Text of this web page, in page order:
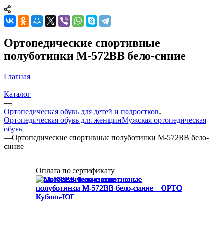
Ортопедические спортивные
полуботинки М-572ВВ бело-синие
Главная
—
Каталог
—
Ортопедическая обувь для детей и подростков
Ортопедическая обувь для женщинМужская ортопедическая
обувь
—Ортопедические спортивные полуботинки М-572ВВ бело-
синие
Оплата по сертификату